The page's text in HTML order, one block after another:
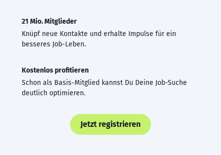
21 Mio. Mitglieder
Knüpf neue Kontakte und erhalte Impulse für ein
besseres Job-Leben.
Kostenlos profitieren
Schon als Basis-Mitglied kannst Du Deine Job-Suche
deutlich optimieren.
Jetzt registrieren